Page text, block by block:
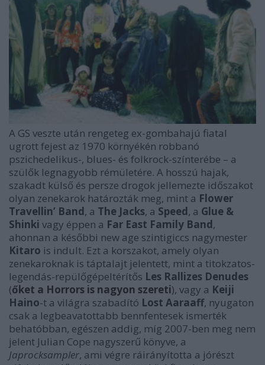
A GS veszte után rengeteg ex-gombahajú fiatal
ugrott fejest az 1970 környékén robbanó
pszichedelikus-, blues- és folkrock-színterébe – a
szülők legnagyobb rémületére. A hosszú hajak,
szakadt külső és persze drogok jellemezte időszakot
olyan zenekarok határozták meg, mint a Flower
Travellin’ Band, a The Jacks, a Speed, a Glue &
Shinki vagy éppen a Far East Family Band,
ahonnan a későbbi new age szintigiccs nagymester
Kitaro is indult. Ezt a korszakot, amely olyan
zenekaroknak is táptalajt jelentett, mint a titokzatos-
legendás-repülőgépeltérítős Les Rallizes Denudes
(őket a Horrors is nagyon szereti), vagy a Keiji
Haino-t a világra szabadító Lost Aaraaff, nyugaton
csak a legbeavatottabb bennfentesek ismerték
behatóbban, egészen addig, míg 2007-ben meg nem
jelent Julian Cope nagyszerű könyve, a
Japrocksampler, ami végre ráirányította a jórészt